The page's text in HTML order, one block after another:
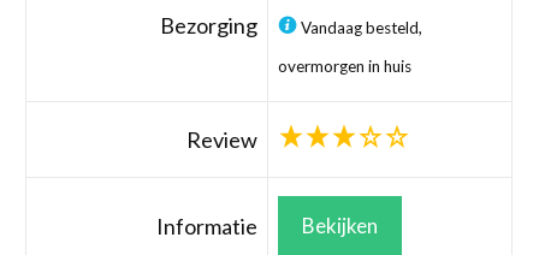
Bezorging
Vandaag besteld,
overmorgen in huis
Review
Informatie Bekijken